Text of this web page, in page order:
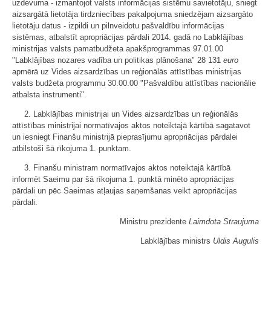
uzdevuma - izmantojot valsts informācijas sistēmu savietotāju, sniegt
aizsargātā lietotāja tirdzniecības pakalpojuma sniedzējam aizsargāto
lietotāju datus - izpildi un pilnveidotu pašvaldību informācijas
sistēmas, atbalstīt apropriācijas pārdali 2014. gadā no Labklājības
ministrijas valsts pamatbudžeta apakšprogrammas 97.01.00
"Labklājības nozares vadība un politikas plānošana" 28 131 euro
apmērā uz Vides aizsardzības un reģionālās attīstības ministrijas
valsts budžeta programmu 30.00.00 "Pašvaldību attīstības nacionālie
atbalsta instrumenti".
2. Labklājības ministrijai un Vides aizsardzības un reģionālās
attīstības ministrijai normatīvajos aktos noteiktajā kārtībā sagatavot
un iesniegt Finanšu ministrijā pieprasījumu apropriācijas pārdalei
atbilstoši šā rīkojuma 1. punktam.
3. Finanšu ministram normatīvajos aktos noteiktajā kārtībā
informēt Saeimu par šā rīkojuma 1. punktā minēto apropriācijas
pārdali un pēc Saeimas atļaujas saņemšanas veikt apropriācijas
pārdali.
Ministru prezidente Laimdota Straujuma
Labklājības ministrs Uldis Augulis